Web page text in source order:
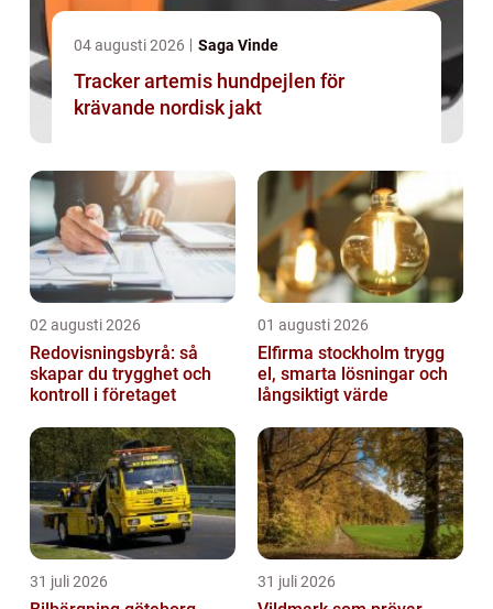
04 augusti 2026 Saga Vinde
Tracker artemis hundpejlen för
krävande nordisk jakt
02 augusti 2026
Redovisningsbyrå: så
skapar du trygghet och
kontroll i företaget
01 augusti 2026
Elfirma stockholm trygg
el, smarta lösningar och
långsiktigt värde
31 juli 2026 31 juli 2026